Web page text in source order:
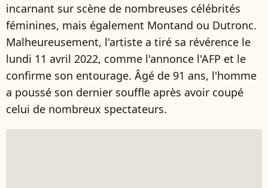
incarnant sur scène de nombreuses célébrités
féminines, mais également Montand ou Dutronc.
Malheureusement, l'artiste a tiré sa révérence le
lundi 11 avril 2022, comme l'annonce l'AFP et le
confirme son entourage. Âgé de 91 ans, l'homme
a poussé son dernier souffle après avoir coupé
celui de nombreux spectateurs.